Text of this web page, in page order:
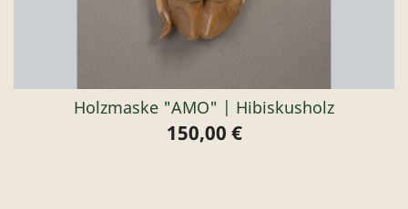
Holzmaske "AMO" | Hibiskusholz
Preis
150,00 €